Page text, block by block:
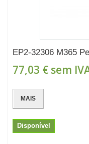
EP2-32306 M365
77,03 € sem
MAIS
Disponível